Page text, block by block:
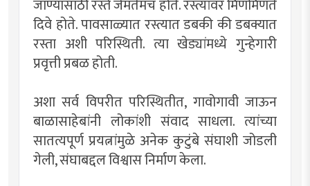
जाण्यासाठी रस्ते जेमतेमच होते. रस्त्यांवर मिणमिणते
दिवे होते. पावसाळ्यात रस्त्यात डबकी की डबक्यात
रस्ता अशी परिस्थिती. त्या खेड्यांमध्ये गुन्हेगारी
प्रवृत्ती प्रबळ होती.
अशा सर्व विपरीत परिस्थितीत, गावोगावी जाऊन
बाळासाहेबांनी लोकांशी संवाद साधला. त्यांच्या
सातत्यपूर्ण प्रयत्नांमुळे अनेक कुटुंबे संघाशी जोडली
गेली, संघाबद्दल विश्वास निर्माण केला.